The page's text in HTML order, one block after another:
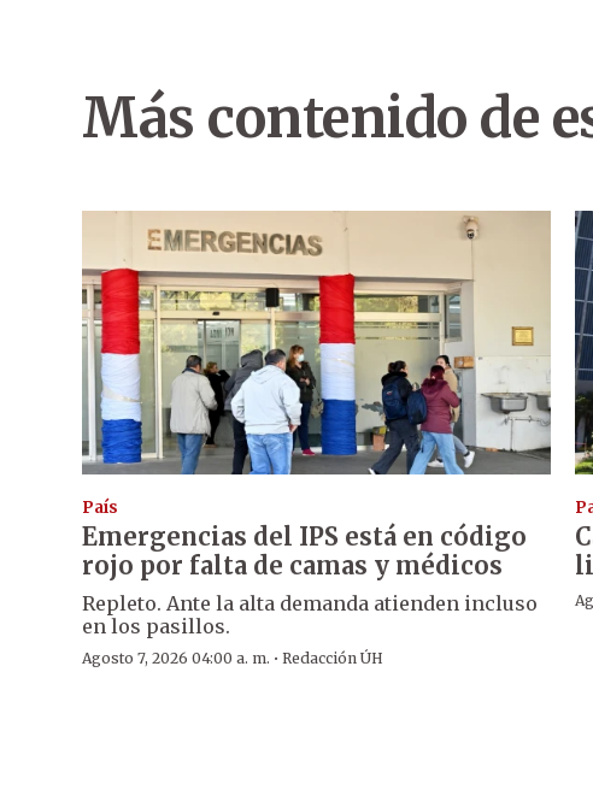
Más contenido de
País
Emergencias del IPS está en código
rojo por falta de camas y médicos
Repleto. Ante la alta demanda atienden incluso
en los pasillos.
Agosto 7, 2026 04:00 a. m. · Redacción ÚH